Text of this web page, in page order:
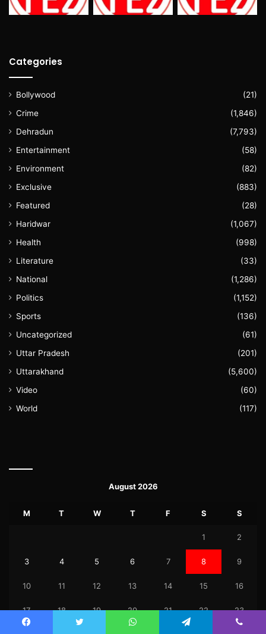
Categories
Bollywood
(21)
Crime
(1,846)
Dehradun
(7,793)
Entertainment
(58)
Environment
(82)
Exclusive
(883)
Featured
(28)
Haridwar
(1,067)
Health
(998)
Literature
(33)
National
(1,286)
Politics
(1,152)
Sports
(136)
Uncategorized
(61)
Uttar Pradesh
(201)
Uttarakhand
(5,600)
Video
(60)
World
(117)
August 2026
M T W T F S S
1 2
3 4 5 6 7 8 9
10 11 12 13 14 15 16
17 18 19 20 21 22 23